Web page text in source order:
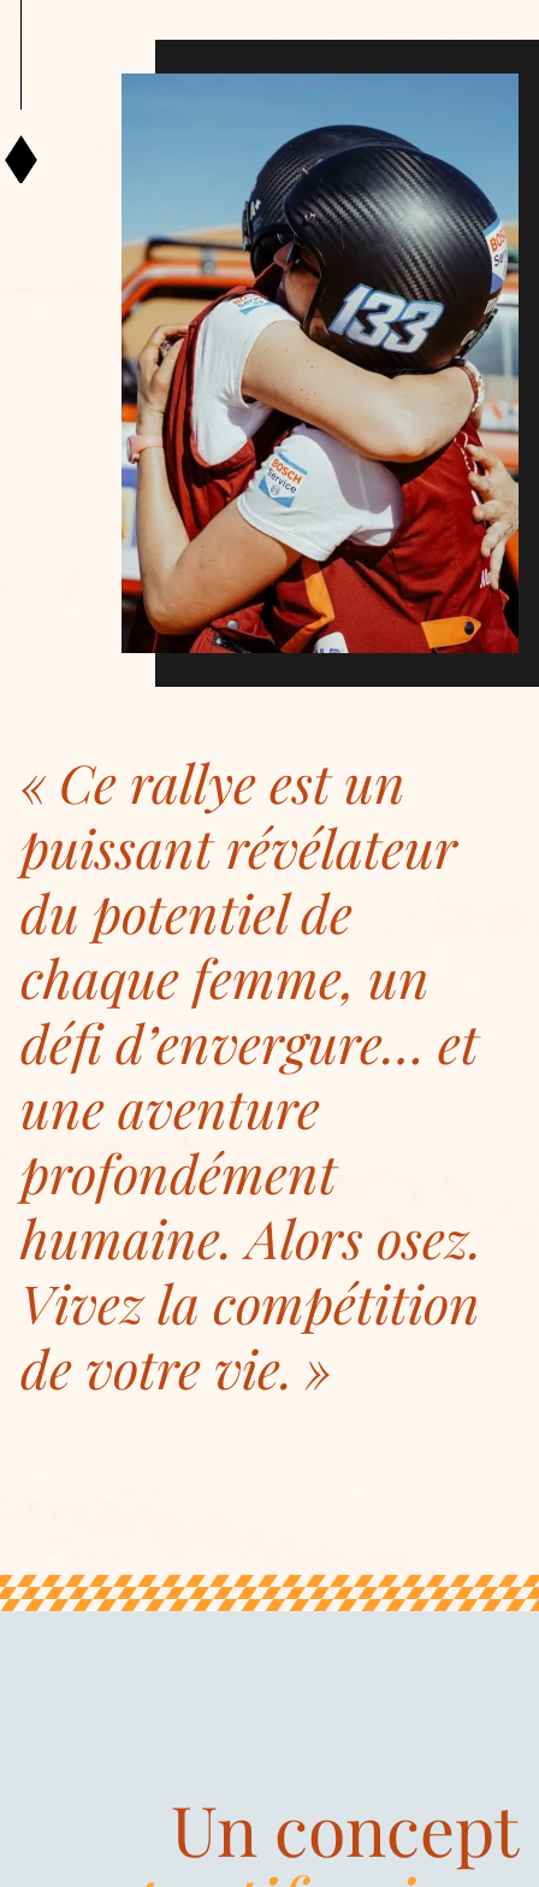
Ce rallye est un
puissant révélateur
du potentiel de
chaque femme, un
défi d’envergure… et
une aventure
profondément
humaine. Alors osez.
Vivez la compétition
de votre vie.
Un concept